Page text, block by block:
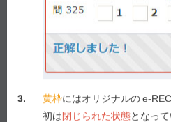
3. 黄枠にはオリジナルのe-REC
初は閉じられた状態となっ
e-REC解説